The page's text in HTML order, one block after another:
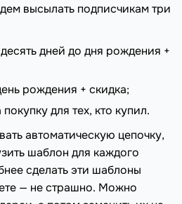
высылать подписчикам три
дней до дня рождения +
рождения + скидка;
для тех, кто купил.
автоматическую цепочку,
шаблон для каждого
сделать эти шаблоны
— не страшно. Можно